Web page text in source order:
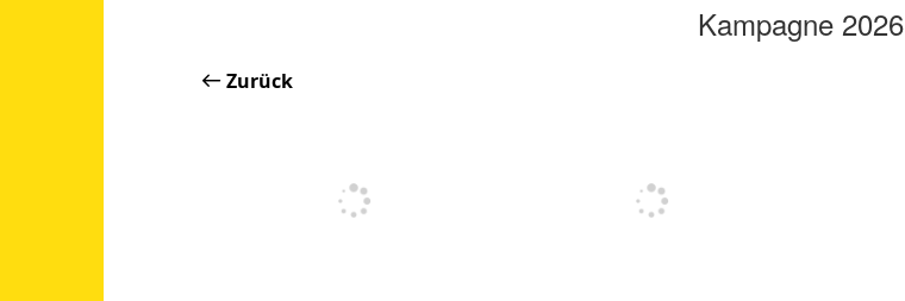
Kampagne 2026
Zurück